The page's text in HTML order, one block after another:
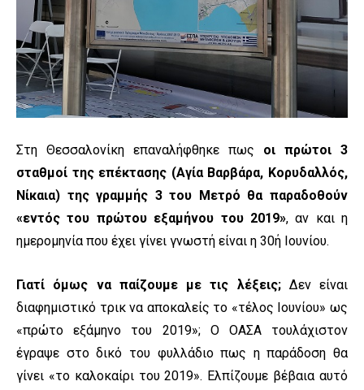
Στη Θεσσαλονίκη επαναλήφθηκε πως οι πρώτοι 3
σταθμοί της επέκτασης (Αγία Βαρβάρα, Κορυδαλλός,
Νίκαια) της γραμμής 3 του Μετρό θα παραδοθούν
«εντός του πρώτου εξαμήνου του 2019», αν και η
ημερομηνία που έχει γίνει γνωστή είναι η 30ή Ιουνίου.
Γιατί όμως να παίζουμε με τις λέξεις;Δεν είναι
διαφημιστικό τρικ να αποκαλείς το «τέλος Ιουνίου» ως
«πρώτο εξάμηνο του 2019»; Ο ΟΑΣΑ τουλάχιστον
έγραψε στο δικό του φυλλάδιο πως η παράδοση θα
γίνει «το καλοκαίρι του 2019». Ελπίζουμε βέβαια αυτό